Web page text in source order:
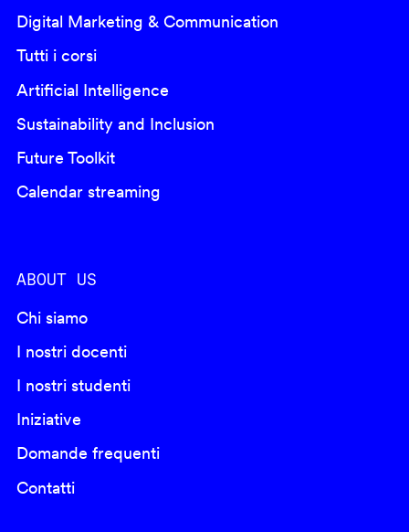
Digital Marketing & Communication
Tutti i corsi
Artificial Intelligence
Sustainability and Inclusion
Future Toolkit
Calendar streaming
ABOUT US
Chi siamo
I nostri docenti
I nostri studenti
Iniziative
Domande frequenti
Contatti